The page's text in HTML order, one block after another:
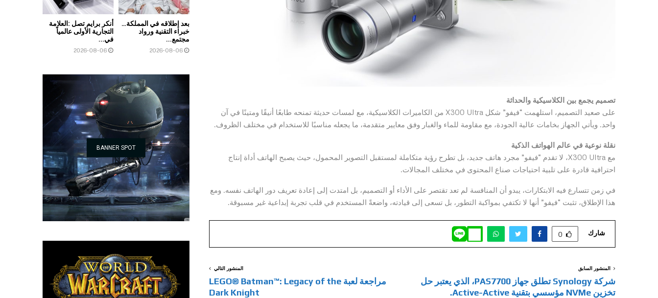
تصميم يجمع بين الكلاسيكية والحداثة
على صعيد التصميم، استلهمت “فيفو” شكل X300 Ultra من الكاميرات الكلاسيكية، مع لمسات حديثة تمنحه طابعًا أنيقًا ومتينًا في آن
واحد. ويأتي الجهاز بخامات عالية الجودة، مع مقاومة للماء والغبار وفق معايير متقدمة، ما يجعله مناسبًا للاستخدام في مختلف الظروف.
نقلة نوعية في عالم الهواتف الذكية
مع X300 Ultra، لا تقدم “فيفو” مجرد هاتف جديد، بل تطرح رؤية متكاملة لمستقبل التصوير المحمول، حيث يصبح الهاتف أداة إنتاج
احترافية قادرة على تلبية احتياجات صناع المحتوى في مختلف المجالات.
في زمن تتسارع فيه الابتكارات، يبدو أن المنافسة لم تعد تقتصر على الأداء أو التصميم، بل امتدت إلى إعادة تعريف دور الهاتف نفسه. ومع
هذا الإطلاق، تثبت “فيفو” أنها لا تكتفي بمواكبة التطور، بل تسعى إلى قيادته، واضعةً المستخدم في قلب تجربة إبداعية غير مسبوقة.
شارك 0
المنشور السابق
شركة Synology تطلق جهاز PAS7700، الذي يعتبر حل
تخزين NVMe مؤسسي بتقنية Active-Active.
المنشور التالي
مراجعة لعبة LEGO® Batman™: Legacy of the
Dark Knight
بعد إطلاقه في المملكة…
خبراء التقنية ورواد
مجتمع...
2026-08-06
أنكر برايم تصل :العلامة
التجارية الأولى عالمياً
في...
2026-08-06
BANNER SPOT